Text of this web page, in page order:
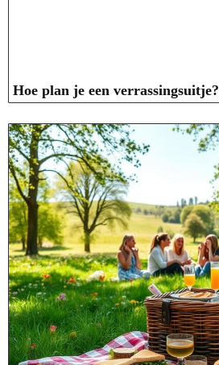
Hoe plan je een verrassingsuitje?